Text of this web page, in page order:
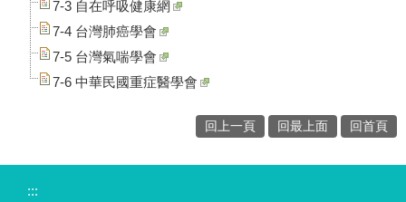
7-3 自在呼吸健康網
7-4 台灣肺癌學會
7-5 台灣氣喘學會
7-6 中華民國重症醫學會
回上一頁 回最上面 回首頁
:::